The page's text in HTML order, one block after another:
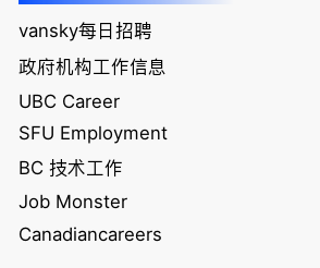
vansky每日招聘
政府机构工作信息
UBC Career
SFU Employment
BC 技术工作
Job Monster
Canadiancareers